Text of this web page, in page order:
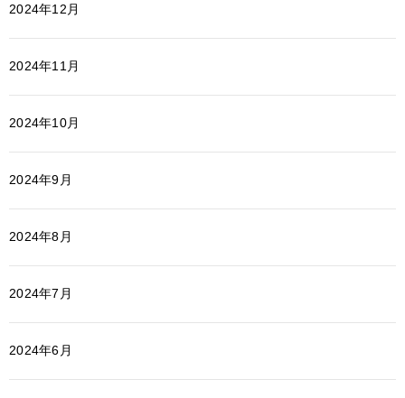
2024年12月
2024年11月
2024年10月
2024年9月
2024年8月
2024年7月
2024年6月